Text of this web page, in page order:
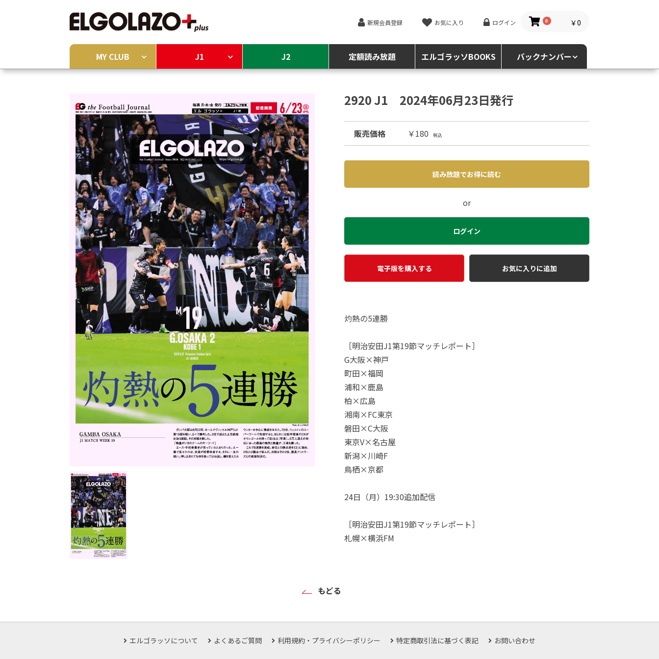
新規会員登録 お気に入り ログイン 0 ￥0
MY CLUB J1 J2 定額読み放題 エルゴラッソBOOKS バックナンバー
2920 J1 2024年06月23日発行
販売価格 ￥180 税込
読み放題でお得に読む
or
ログイン
電子版を購入する お気に入りに追加
灼熱の5連勝
［明治安田J1第19節マッチレポート］
G大阪×神戸
町田×福岡
浦和×鹿島
柏×広島
湘南×FC東京
磐田×C大阪
東京V×名古屋
新潟×川崎F
鳥栖×京都
24日（月）19:30追加配信
［明治安田J1第19節マッチレポート］
札幌×横浜FM
もどる
エルゴラッソについて よくあるご質問 利用規約・プライバシーポリシー 特定商取引法に基づく表記 お問い合わせ